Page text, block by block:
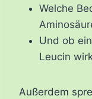
Welche
Und ob
Leucin
Außerdem